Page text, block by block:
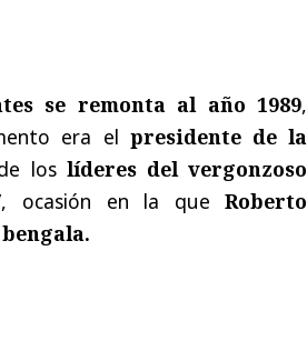
se remonta al año 1989,
era el presidente de la
los líderes del vergonzoso
ocasión en la queRoberto